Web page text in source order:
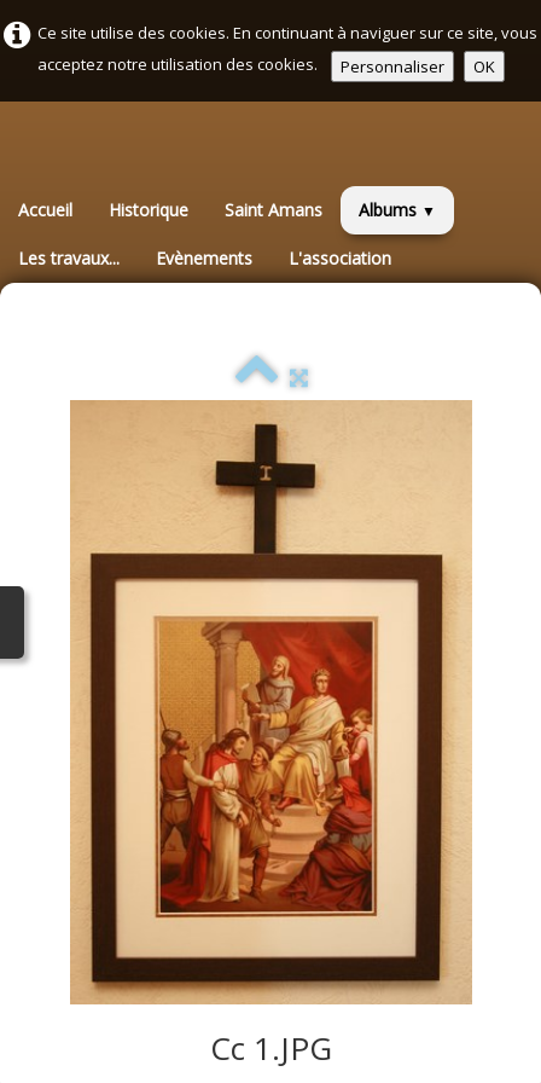
Ce site utilise des cookies. En continuant à naviguer sur ce site, vous
acceptez notre utilisation des cookies.
Personnaliser OK
Accueil Historique Saint Amans Albums ▼
Les travaux... Evènements L'association
Cc 1.JPG